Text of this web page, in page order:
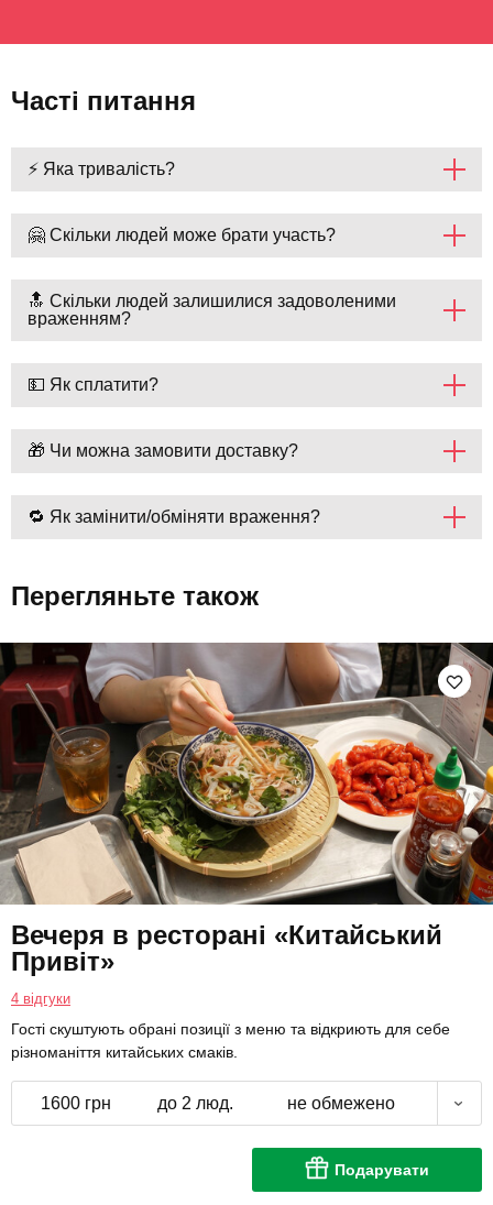
Часті питання
⚡ Яка тривалість?
🤗 Скільки людей може брати участь?
🔝 Скільки людей залишилися задоволеними
враженням?
💵 Як сплатити?
🎁 Чи можна замовити доставку?
🔁 Як замінити/обміняти враження?
Перегляньте також
Вечеря в ресторані «Китайський
Привіт»
4 відгуки
Гості скуштують обрані позиції з меню та відкриють для себе
різноманіття китайських смаків.
1600 грн до 2 люд. не обмежено
Подарувати